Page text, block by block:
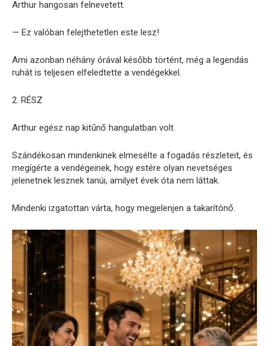
Arthur hangosan felnevetett.
— Ez valóban felejthetetlen este lesz!
Ami azonban néhány órával később történt, még a legendás
ruhát is teljesen elfeledtette a vendégekkel.
2. RÉSZ
Arthur egész nap kitűnő hangulatban volt.
Szándékosan mindenkinek elmesélte a fogadás részleteit, és
megígérte a vendégeinek, hogy estére olyan nevetséges
jelenetnek lesznek tanúi, amilyet évek óta nem láttak.
Mindenki izgatottan várta, hogy megjelenjen a takarítónő.